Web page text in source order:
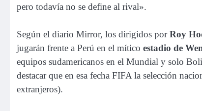
pero todavía no se define al rival».
Según el diario Mirror, los dirigidos porRoy
jugarán frente a Perú en el mítico estadio de
equipos sudamericanos en el Mundial y solo
destacar que en esa fecha FIFA la selección
extranjeros).